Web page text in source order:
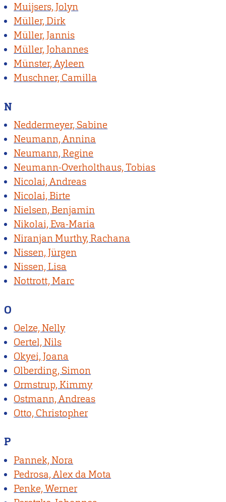
Muijsers, Jolyn
Müller, Dirk
Müller, Jannis
Müller, Johannes
Münster, Ayleen
Muschner, Camilla
N
Neddermeyer, Sabine
Neumann, Annina
Neumann, Regine
Neumann-Overholthaus, Tobias
Nicolai, Andreas
Nicolai, Birte
Nielsen, Benjamin
Nikolai, Eva-Maria
Niranjan Murthy, Rachana
Nissen, Jürgen
Nissen, Lisa
Nottrott, Marc
O
Oelze, Nelly
Oertel, Nils
Okyei, Joana
Olberding, Simon
Ormstrup, Kimmy
Ostmann, Andreas
Otto, Christopher
P
Pannek, Nora
Pedrosa, Alex da Mota
Penke, Werner